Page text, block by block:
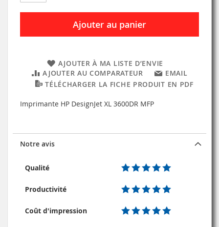
Ajouter au panier
AJOUTER À MA LISTE D’ENVIE
AJOUTER AU COMPARATEUR
EMAIL
TÉLÉCHARGER LA FICHE PRODUIT EN PDF
Imprimante HP DesignJet XL 3600DR MFP
Notre avis
Qualité
Productivité
Coût d'impression